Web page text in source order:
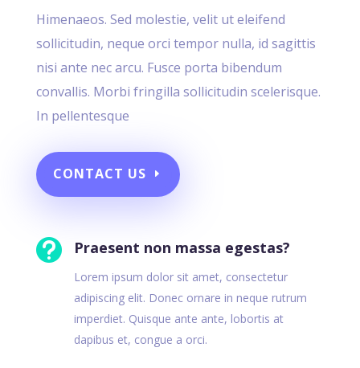
Himenaeos. Sed molestie, velit ut eleifend
sollicitudin, neque orci tempor nulla, id sagittis
nisi ante nec arcu. Fusce porta bibendum
convallis. Morbi fringilla sollicitudin scelerisque.
In pellentesque
CONTACT US
 Praesent non massa egestas?
Lorem ipsum dolor sit amet, consectetur
adipiscing elit. Donec ornare in neque rutrum
imperdiet. Quisque ante ante, lobortis at
dapibus et, congue a orci.